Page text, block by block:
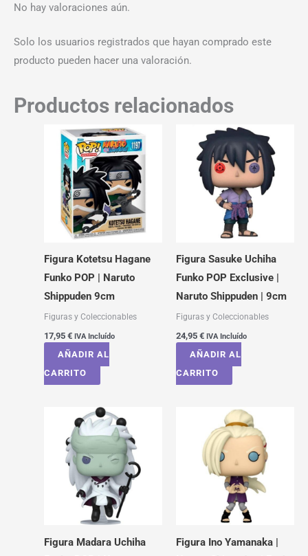
No hay valoraciones aún.
Solo los usuarios registrados que hayan comprado este
producto pueden hacer una valoración.
Productos relacionados
Figura Kotetsu Hagane
Funko POP | Naruto
Shippuden 9cm
Figuras y Coleccionables
17,95 € IVA Incluído
AÑADIR AL
CARRITO
Figura Sasuke Uchiha
Funko POP Exclusive |
Naruto Shippuden | 9cm
Figuras y Coleccionables
24,95 € IVA Incluído
AÑADIR AL
CARRITO
Figura Madara Uchiha
Figura Ino Yamanaka |